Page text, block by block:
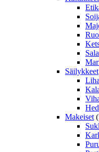
Säilykkeet
Makeiset